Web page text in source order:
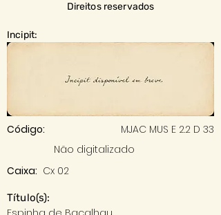
Direitos reservados
Incipit:
Código:
MJAC MUS E 2.2 D 33
Não digitalizado
Caixa: Cx 02
Título(s):